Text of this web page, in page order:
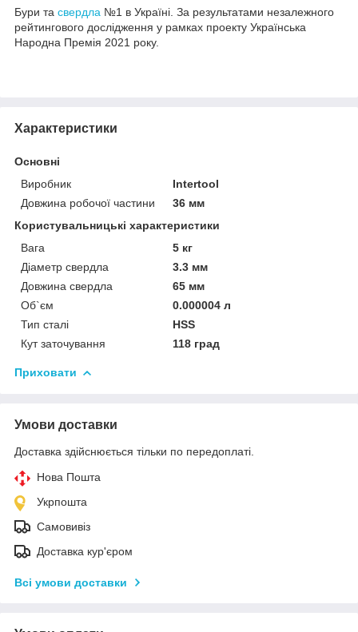
Бури та свердла №1 в Україні. За результатами незалежного
рейтингового дослідження у рамках проекту Українська
Народна Премія 2021 року.
Характеристики
Основні
Виробник
Intertool
Довжина робочої частини
36 мм
Користувальницькі характеристики
Вага
5 кг
Діаметр свердла
3.3 мм
Довжина свердла
65 мм
Об`єм
0.000004 л
Тип сталі
HSS
Кут заточування
118 град
Приховати
Умови доставки
Доставка здійснюється тільки по передоплаті.
Нова Пошта
Укрпошта
Самовивіз
Доставка кур'єром
Всі умови доставки